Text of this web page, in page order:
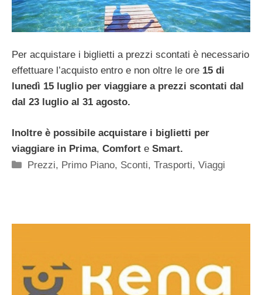
Per acquistare i biglietti a prezzi scontati è necessario
effettuare l’acquisto entro e non oltre le ore 15 di
lunedì 15 luglio per viaggiare a prezzi scontati dal
dal 23 luglio al 31 agosto.
Inoltre è possibile acquistare i biglietti per
viaggiare in Prima, Comfort e Smart.
Categorie
Prezzi, Primo Piano, Sconti,Trasporti,Viaggi